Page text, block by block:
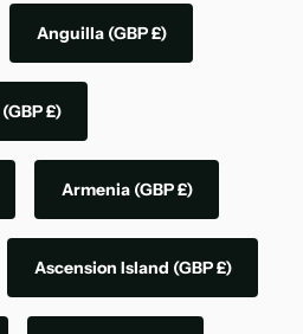
Anguilla (GBP £)
(GBP £)
Armenia (GBP £)
Ascension Island (GBP £)